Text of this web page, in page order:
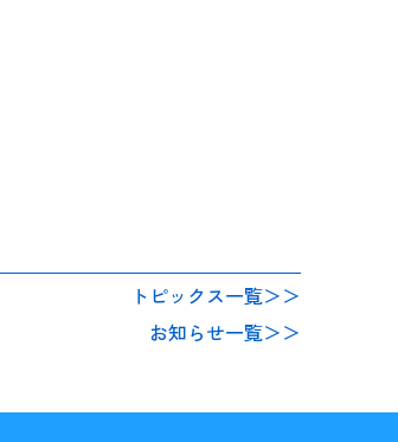
トピックス一覧＞＞
お知らせ一覧＞＞